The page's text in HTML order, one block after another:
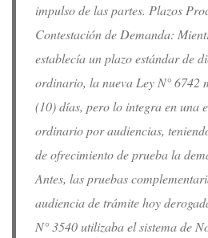
impulso de las partes. Plazos
Contestación de Demanda:
establecía un plazo estándar de
ordinario, la nueva Ley N° 6742
(10) días, pero lo integra en una
ordinario por audiencias,
de ofrecimiento de prueba la
Antes, las pruebas
audiencia de trámite hoy
N° 3540 utilizaba el sistema de